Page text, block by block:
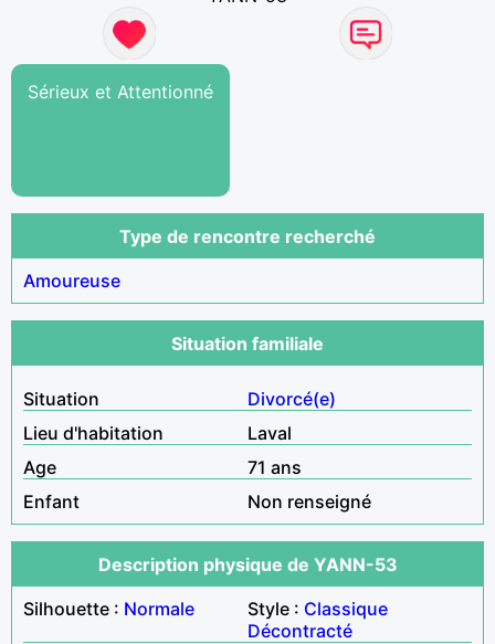
Sérieux et Attentionné
Type de rencontre recherché
Amoureuse
Situation familiale
Situation
Divorcé(e)
Lieu d'habitation
Laval
Age
71 ans
Enfant
Non renseigné
Description physique de YANN-53
Silhouette : Normale Style : Classique
Décontracté